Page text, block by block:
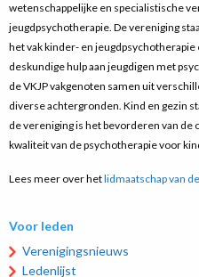
wetenschappelijke en specialistische
jeugdpsychotherapie. De vereniging
het vak kinder- en
deskundige hulp aan jeugdigen met
de VKJP vakgenoten samen uit
diverse achtergronden. Kind en gezin
de vereniging is het bevorderen van de
kwaliteit van de psychotherapie voor
Lees meer over hetlidmaatschap van
Voor leden
Verenigingsnieuws
Ledenlijst